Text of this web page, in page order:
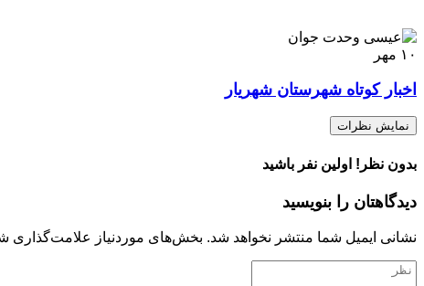
۱۰ مهر
اخبار کوتاه شهرستان شهریار
نمایش نظرات
بدون نظر! اولین نفر باشید
دیدگاهتان را بنویسید
نشانی ایمیل شما منتشر نخواهد شد. بخش‌های موردنیاز علامت‌گذاری